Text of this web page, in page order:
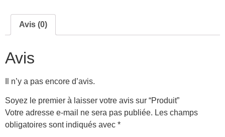
Avis (0)
Avis
Il n’y a pas encore d’avis.
Soyez le premier à laisser votre avis sur “Produit”
Votre adresse e-mail ne sera pas publiée. Les champs
obligatoires sont indiqués avec *